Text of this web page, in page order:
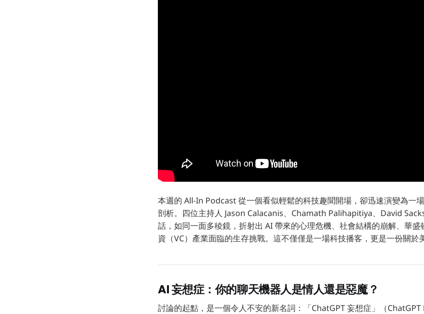
本週的 All-In Podcast 從一個看似輕鬆的科技趣聞開場，卻迅速演變為一
剖析。四位主持人 Jason Calacanis、Chamath Palihapitiya、David
話，如同一面多稜鏡，折射出 AI 帶來的心理危機、社會結構的崩解、華
資（VC）產業面臨的生存挑戰。這不僅僅是一場科技播客，更是一份關於
AI 妄想症：你的聊天機器人是情人還是惡魔？
討論的起點，是一個令人不安的新名詞：「ChatGPT 妄想症」（